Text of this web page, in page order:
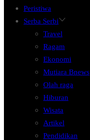
Peristiwa
Serba Serbi
Travel
Ragam
Ekonomi
Mutiara Bnews
Olah raga
Hiburan
Wisata
Artikel
Pendidikan